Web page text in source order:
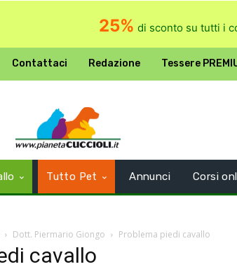
25% di sconto su tutti i
Contattaci Redazione Tessere
Tutto Pet Annunci Corsi
Dott. Piermario Giongo Problema piedi cavallo
cavallo